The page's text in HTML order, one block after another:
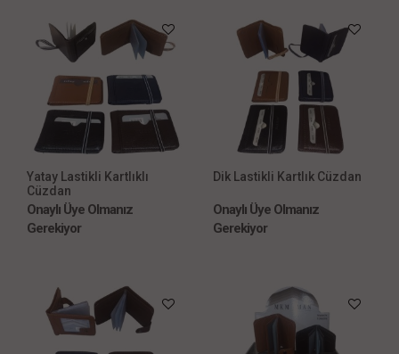
Yatay Lastikli Kartlıklı
Cüzdan
Onaylı Üye Olmanız
Gerekiyor
Dik Lastikli Kartlık Cüzdan
Onaylı Üye Olmanız
Gerekiyor